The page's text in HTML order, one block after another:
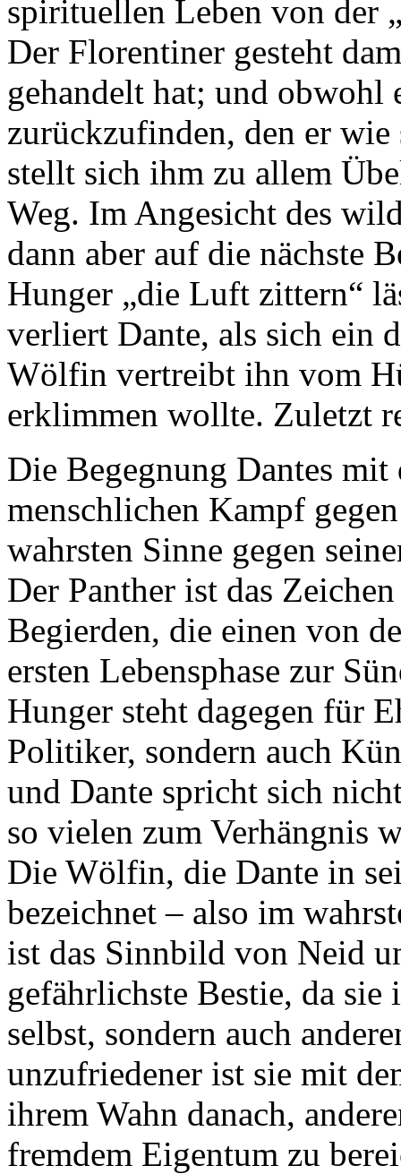
spirituellen Leben von der
Der Florentiner gesteht
gehandelt hat; und obwohl
zurückzufinden, den er
stellt sich ihm zu allem
Weg. Im Angesicht des
dann aber auf die nächste
Hunger „die Luft zittern“
verliert Dante, als sich ein
Wölfin vertreibt ihn vom
erklimmen wollte. Zuletzt
Die Begegnung Dantes
menschlichen Kampf
wahrsten Sinne gegen
Der Panther ist das
Begierden, die einen von
ersten Lebensphase zur
Hunger steht dagegen für
Politiker, sondern auch
und Dante spricht sich
so vielen zum Verhängnis
Die Wölfin, die Dante in
bezeichnet – also im
ist das Sinnbild von Neid
gefährlichste Bestie, da
selbst, sondern auch
unzufriedener ist sie mit
ihrem Wahn danach,
fremdem Eigentum zu